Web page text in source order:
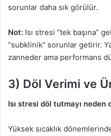
sorunlar daha sık görülür.
Not: Isı stresi “tek başına”
“subklinik” sorunlar getirir.
zanneder ama performans
3) Döl Verimi ve
Isı stresi döl tutmayı neden
Yüksek sıcaklık